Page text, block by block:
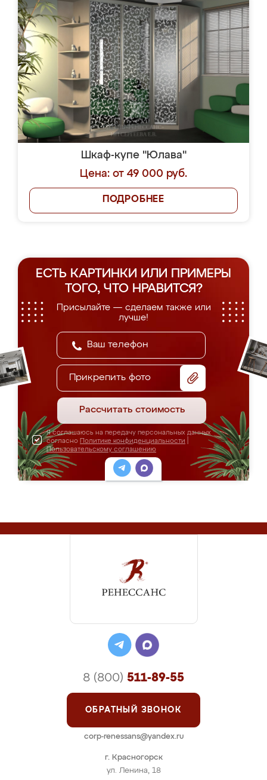
Шкаф-купе "Юлава"
Цена: от 49 000 руб.
ПОДРОБНЕЕ
ЕСТЬ КАРТИНКИ ИЛИ ПРИМЕРЫ
ТОГО, ЧТО НРАВИТСЯ?
Присылайте — сделаем также или
лучше!
Прикрепить фото
Рассчитать стоимость
Я соглашаюсь на передачу персональных данных
согласно Политике конфиденциальности
Пользовательскому соглашению
г. Красногорск
ул. Ленина, 18
8 (800) 511-89-55
ОБРАТНЫЙ ЗВОНОК
corp-renessans@yandex.ru